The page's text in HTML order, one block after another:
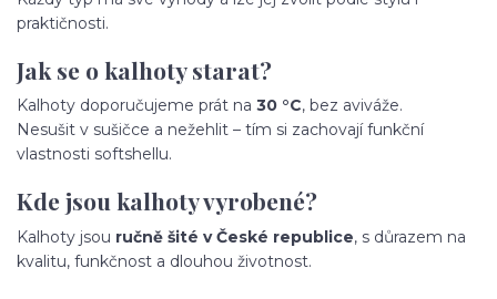
praktičnosti.
Jak se o kalhoty starat?
Kalhoty doporučujeme prát na 30 °C, bez aviváže.
Nesušit v sušičce a nežehlit – tím si zachovají funkční
vlastnosti softshellu.
Kde jsou kalhoty vyrobené?
Kalhoty jsou ručně šité v České republice, s důrazem na
kvalitu, funkčnost a dlouhou životnost.